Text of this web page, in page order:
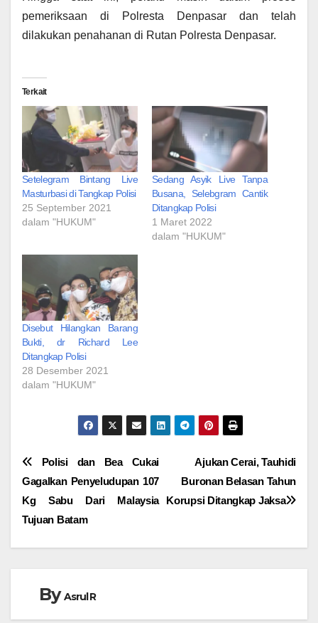
pemeriksaan di Polresta Denpasar dan telah
dilakukan penahanan di Rutan Polresta Denpasar.
Terkait
Setelegram Bintang Live
Masturbasi di Tangkap Polisi
25 September 2021
dalam "HUKUM"
Sedang Asyik Live Tanpa
Busana, Selebgram Cantik
Ditangkap Polisi
1 Maret 2022
dalam "HUKUM"
Disebut Hilangkan Barang
Bukti, dr Richard Lee
Ditangkap Polisi
28 Desember 2021
dalam "HUKUM"
Navigasi
pos
Ajukan Cerai, Tauhidi
Buronan Belasan Tahun
Korupsi Ditangkap Jaksa
Polisi dan Bea Cukai
Gagalkan Penyeludupan 107
Kg Sabu Dari Malaysia
Tujuan Batam
ByAsrul R